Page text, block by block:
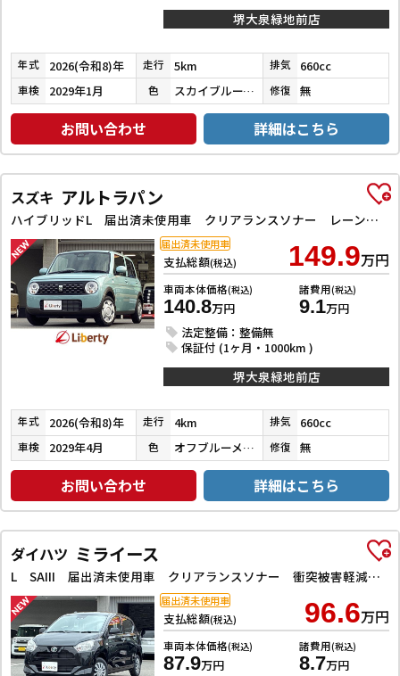
堺大泉緑地前店
年式 2026(令和8)年 走行 5km 排気 660cc
車検 2029年1月 色 スカイブルーメタリック 修復 無
お問い合わせ 詳細はこちら
スズキ アルトラパン
ハイブリッドL 届出済未使用車 クリアランスソナー レーンアシスト 衝突被害軽減システム オートライト LEDヘッドランプ スマートキー アイドリングストップ 電動格納ミラー シートヒーター ベンチシート CVT
支払総額(税込) 149.9万円
車両本体価格(税込)
140.8万円
諸費用(税込)
9.1万円
法定整備：整備無
保証付 (1ヶ月・1000km )
届出済未使用車
堺大泉緑地前店
年式 2026(令和8)年 走行 4km 排気 660cc
車検 2029年4月 色 オフブルーメタリック 修復 無
お問い合わせ 詳細はこちら
ダイハツ ミライース
L SAIII 届出済未使用車 クリアランスソナー 衝突被害軽減システム オートマチックハイビーム キーレスエントリー アイドリングストップ CVT 盗難防止システム 衝突安全ボディ エアコン パワーステアリング
支払総額(税込) 96.6万円
車両本体価格(税込)
87.9万円
諸費用(税込)
8.7万円
届出済未使用車